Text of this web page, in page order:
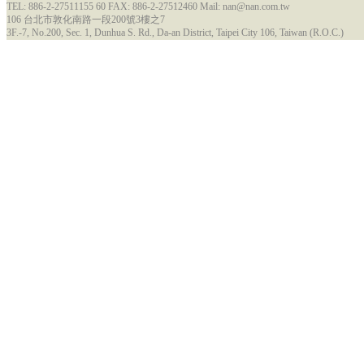
TEL: 886-2-27511155 60 FAX: 886-2-27512460 Mail: nan@nan.com.tw
106 台北市敦化南路一段200號3樓之7
3F.-7, No.200, Sec. 1, Dunhua S. Rd., Da-an District, Taipei City 106, Taiwan (R.O.C.)